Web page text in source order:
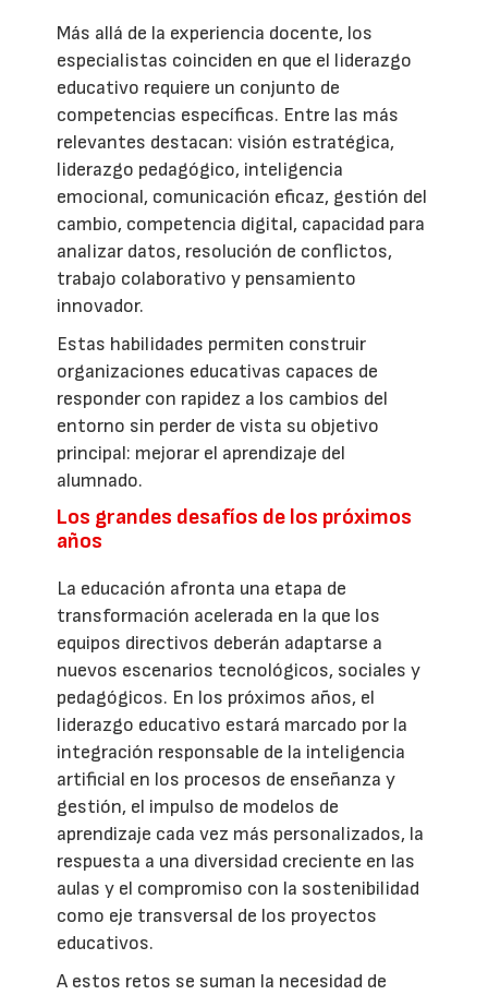
Más allá de la experiencia docente, los
especialistas coinciden en que el liderazgo
educativo requiere un conjunto de
competencias específicas. Entre las más
relevantes destacan: visión estratégica,
liderazgo pedagógico, inteligencia
emocional, comunicación eficaz, gestión del
cambio, competencia digital, capacidad para
analizar datos, resolución de conflictos,
trabajo colaborativo y pensamiento
innovador.
Estas habilidades permiten construir
organizaciones educativas capaces de
responder con rapidez a los cambios del
entorno sin perder de vista su objetivo
principal: mejorar el aprendizaje del
alumnado.
Los grandes desafíos de los próximos
años
La educación afronta una etapa de
transformación acelerada en la que los
equipos directivos deberán adaptarse a
nuevos escenarios tecnológicos, sociales y
pedagógicos. En los próximos años, el
liderazgo educativo estará marcado por la
integración responsable de la inteligencia
artificial en los procesos de enseñanza y
gestión, el impulso de modelos de
aprendizaje cada vez más personalizados, la
respuesta a una diversidad creciente en las
aulas y el compromiso con la sostenibilidad
como eje transversal de los proyectos
educativos.
A estos retos se suman la necesidad de